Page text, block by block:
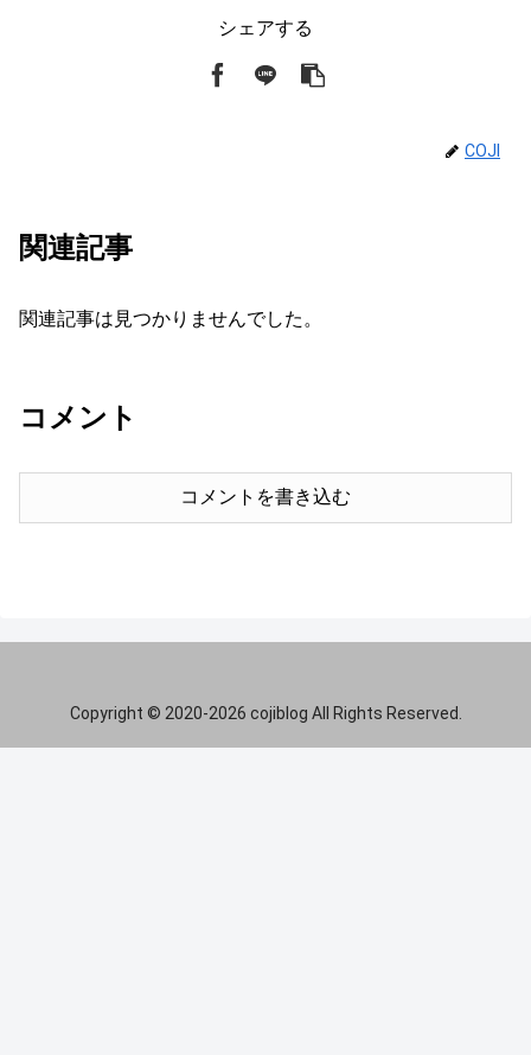
シェアする
COJI
関連記事
関連記事は見つかりませんでした。
コメント
コメントを書き込む
Copyright © 2020-2026 cojiblog All Rights Reserved.